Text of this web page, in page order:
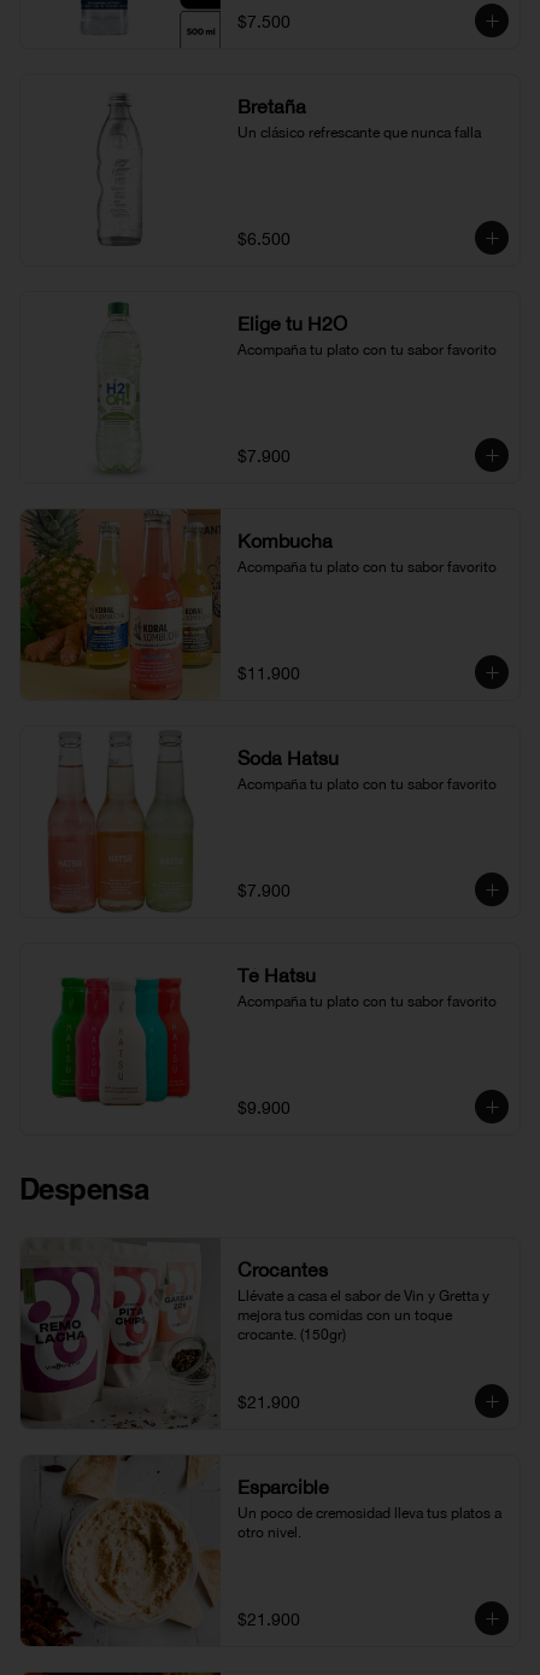
$7.500
Bretaña
Un clásico refrescante que nunca falla
$6.500
Elige tu H2O
Acompaña tu plato con tu sabor favorito
$7.900
Kombucha
Acompaña tu plato con tu sabor favorito
$11.900
Soda Hatsu
Acompaña tu plato con tu sabor favorito
$7.900
Té Hatsu
Acompaña tu plato con tu sabor favorito
$9.900
Despensa
Crocantes
Llévate a casa el sabor de Vin y Gretta y
mejora tus comidas con un toque
crocante. (150gr)
$21.900
Esparcible
Un poco de cremosidad lleva tus platos a
otro nivel.
$21.900